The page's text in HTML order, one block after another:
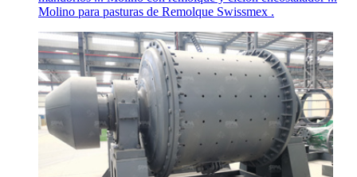
Molino para pasturas de Remolque Swissmex .